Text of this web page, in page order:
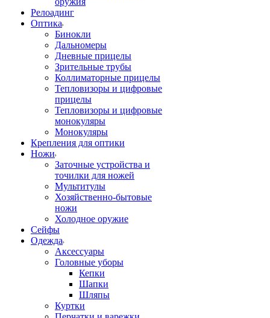
Релоадинг
Оптика
Бинокли
Дальномеры
Дневные прицелы
Зрительные трубы
Коллиматорные прицелы
Тепловизоры и цифровые
прицелы
Тепловизоры и цифровые
монокуляры
Монокуляры
Крепления для оптики
Ножи
Заточные устройства и
точилки для ножей
Мультитулы
Хозяйственно-бытовые
ножи
Холодное оружие
Сейфы
Одежда
Аксессуары
Головные уборы
Кепки
Шапки
Шляпы
Куртки